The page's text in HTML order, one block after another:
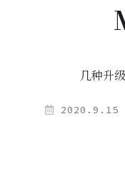
几种升
2020.9.15